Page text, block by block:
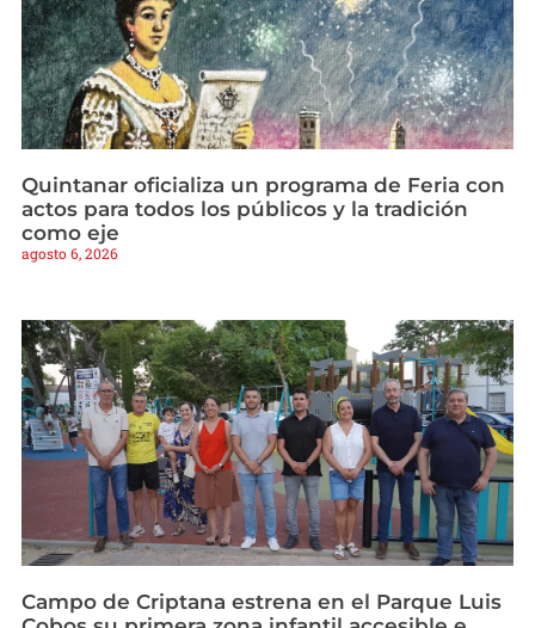
Quintanar oficializa un programa de Feria con
actos para todos los públicos y la tradición
como eje
agosto 6, 2026
Campo de Criptana estrena en el Parque Luis